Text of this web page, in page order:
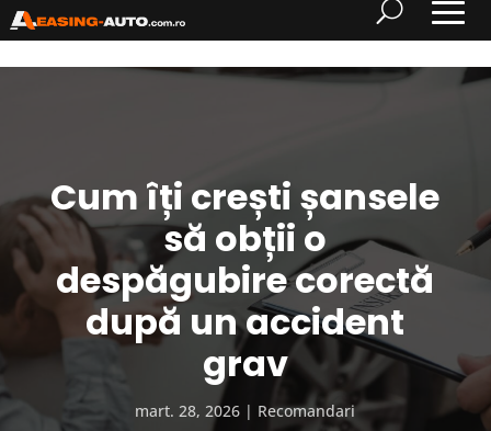
​Cum îți crești șansele
să obții o
despăgubire corectă
după un accident
grav
mart. 28, 2026 Recomandari